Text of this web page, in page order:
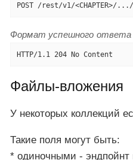
POST /rest/v1/<CHAPTER>/.../
Формат успешного ответа
HTTP/1.1 204 No Content
Файлы-вложения
У некоторых коллекций
Такие поля могут быть:
* одиночными - эндпойнт